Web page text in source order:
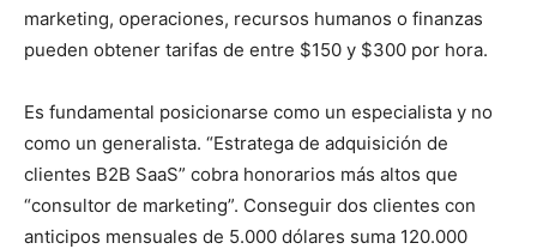
marketing, operaciones, recursos humanos o finanzas
pueden obtener tarifas de entre $150 y $300 por hora.
Es fundamental posicionarse como un especialista y no
como un generalista. “Estratega de adquisición de
clientes B2B SaaS” cobra honorarios más altos que
“consultor de marketing”. Conseguir dos clientes con
anticipos mensuales de 5.000 dólares suma 120.000